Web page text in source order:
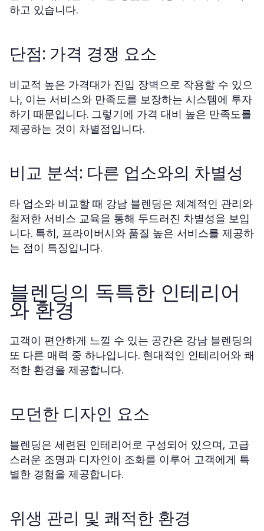
하고 있습니다.
단점: 가격 경쟁 요소
비교적 높은 가격대가 진입 장벽으로 작용할 수 있으
나, 이는 서비스와 만족도를 보장하는 시스템에 투자
하기 때문입니다. 그렇기에 가격 대비 높은 만족도를
제공하는 것이 차별점입니다.
비교 분석: 다른 업소와의 차별성
타 업소와 비교할 때 강남 블렌딩은 체계적인 관리와
철저한 서비스 교육을 통해 두드러진 차별성을 보입
니다. 특히, 프라이버시와 품질 높은 서비스를 제공하
는 점이 특징입니다.
블렌딩의 독특한 인테리어
와 환경
고객이 편안하게 느낄 수 있는 공간은 강남 블렌딩의
또 다른 매력 중 하나입니다. 현대적인 인테리어와 쾌
적한 환경을 제공합니다.
모던한 디자인 요소
블렌딩은 세련된 인테리어로 구성되어 있으며, 고급
스러운 조명과 디자인이 조화를 이루어 고객에게 특
별한 경험을 제공합니다.
위생 관리 및 쾌적한 환경